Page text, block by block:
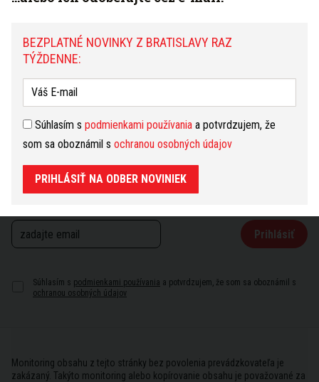
vrazil priamo do policajnej motorky. Testy
odhalili THC, v aute mal aj sušinu
Prihlásiť
Súhlasím s podmienkami používania a potvrdzujem, že som sa oboznámil s
ochranou osobných údajov
Monitoring obsahu z tejto stránky bez povolenia prevádzkovateľa je
zakázaný. Takýto monitoring alebo kopírovanie obsahu je považované za
BEZPLATNÉ NOVINKY Z BRATISLAVY RAZ
TÝŽDENNE:
Súhlasím s podmienkami používania a potvrdzujem, že
som sa oboznámil s ochranou osobných údajov
PRIHLÁSIŤ NA ODBER NOVINIEK